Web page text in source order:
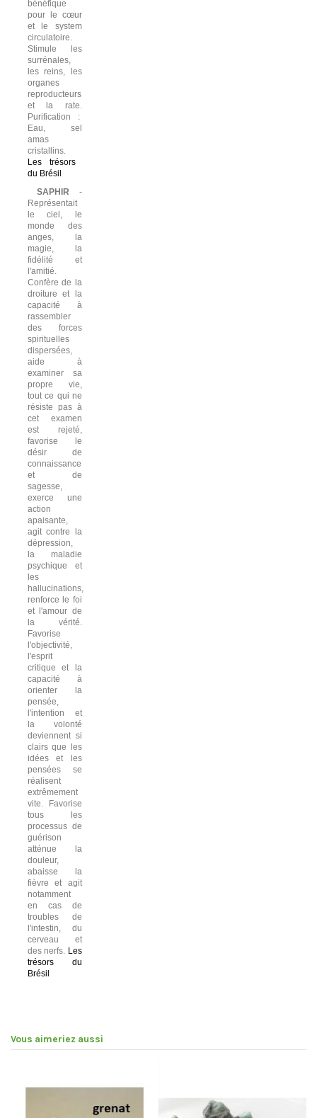
bénéfique
pour le cœur
et le system
circulatoire.
Stimule les
surrénales,
les reins, les
organes
reproducteurs
et la rate.
Purification :
Eau, sel
amas
cristallins.
Les trésors
du Brésil
SAPHIR -
Représentait
le ciel, le
monde des
anges, la
magie, la
fidélité et
l'amitié.
Confère de la
droiture et la
capacité à
rassembler
des forces
spirituelles
dispersées,
aide à
examiner sa
propre vie,
tout ce qui ne
résiste pas à
cet examen
est rejeté,
favorise le
désir de
connaissance
et de
sagesse,
exerce une
action
apaisante,
agit contre la
dépression,
la maladie
psychique et
les
hallucinations,
renforce le foi
et l'amour de
la vérité.
Favorise
l'objectivité,
l'esprit
critique et la
capacité à
orienter la
pensée,
l'intention et
la volonté
deviennent si
clairs que les
idées et les
pensées se
réalisent
extrêmement
vite. Favorise
tous les
processus de
guérison
atténue la
douleur,
abaisse la
fièvre et agit
notamment
en cas de
troubles de
l'intestin, du
cerveau et
des nerfs. Les
trésors du
Brésil
Vous aimeriez aussi